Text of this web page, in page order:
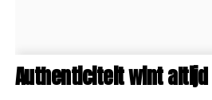
Authenticiteit wint altijd